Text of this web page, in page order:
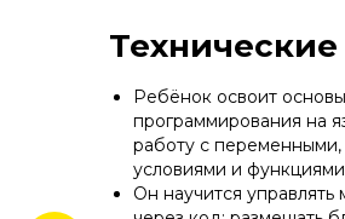
Ребёнок освоит основы
программирования на
работу с переменными,
условиями и
Он научится